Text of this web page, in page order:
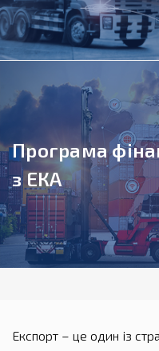
Програма
з ЕКА
Експорт – це один із